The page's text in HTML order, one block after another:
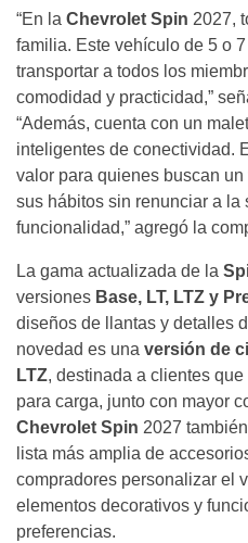
“En la Chevrolet Spin 2027,
familia. Este vehículo de 5 o
transportar a todos los
comodidad y practicidad,”
“Además, cuenta con un
inteligentes de conectividad.
valor para quienes buscan
sus hábitos sin renunciar a la
funcionalidad,” agregó la
La gama actualizada de la
versiones Base, LT, LTZ y
diseños de llantas y detalles
novedad es una versión de
LTZ, destinada a clientes
para carga, junto con mayor
Chevrolet Spin 2027
lista más amplia de
compradores personalizar el
elementos decorativos y
preferencias.